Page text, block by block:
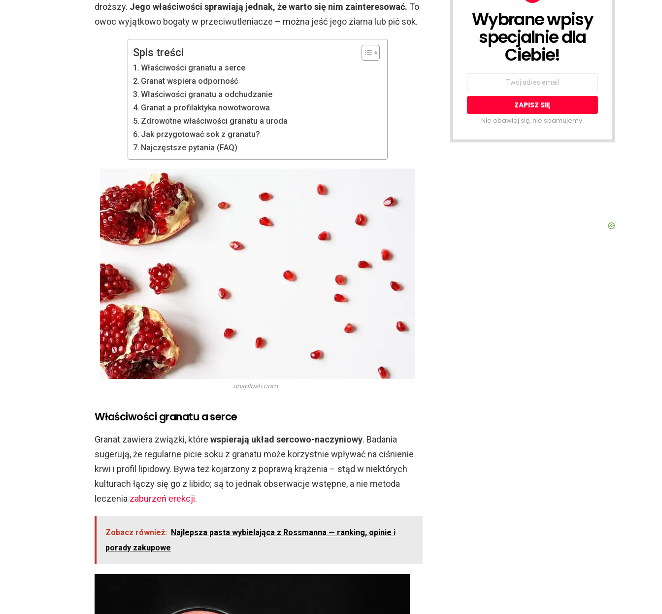
droższy. Jego właściwości sprawiają jednak, że warto się nim zainteresować. To
owoc wyjątkowo bogaty w przeciwutleniacze – można jeść jego ziarna lub pić sok.
Spis treści
Właściwości granatu a serce
Granat wspiera odporność
Właściwości granatu a odchudzanie
Granat a profilaktyka nowotworowa
Zdrowotne właściwości granatu a uroda
Jak przygotować sok z granatu?
Najczęstsze pytania (FAQ)
unsplash.com
Właściwości granatu a serce
Granat zawiera związki, które wspierają układ sercowo-naczyniowy. Badania
sugerują, że regularne picie soku z granatu może korzystnie wpływać na ciśnienie
krwi i profil lipidowy. Bywa też kojarzony z poprawą krążenia – stąd w niektórych
kulturach łączy się go z libido; są to jednak obserwacje wstępne, a nie metoda
leczenia zaburzeń erekcji.
Zobacz również: Najlepsza pasta wybielająca z Rossmanna — ranking, opinie i
porady zakupowe
NEWSLETTER
Wybrane wpisy
specjalnie dla
Ciebie!
Email
Nie obawiaj się, nie spamujemy.